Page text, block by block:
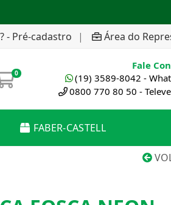
- Pré-cadastro | Área do
0
Fale
(19) 3589-8042 -
0800 770 80 50 -
FABER-CASTELL